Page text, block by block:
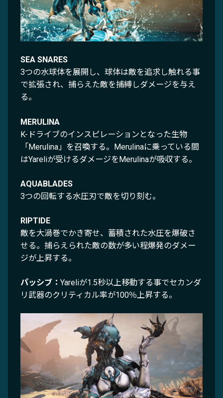
SEA SNARES
3つの水球体を展開し、球体は敵を追求し触れる事
で拡張され、捕らえた敵を捕縛しダメージを与え
る。
MERULINA
K-ドライブのインスピレーションとなった生物
「Merulina」を召喚する。Merulinaに乗っている間
はYareliが受けるダメージをMerulinaが吸収する。
AQUABLADES
3つの回転する水圧刃で敵を切り刻む。
RIPTIDE
敵を大渦巻でかき寄せ、蓄積された水圧を爆破さ
せる。捕らえられた敵の数が多い程爆発のダメー
ジが上昇する。
パッシブ： Yareliが1.5秒以上移動する事でセカンダ
リ武器のクリティカル率が100％上昇する。